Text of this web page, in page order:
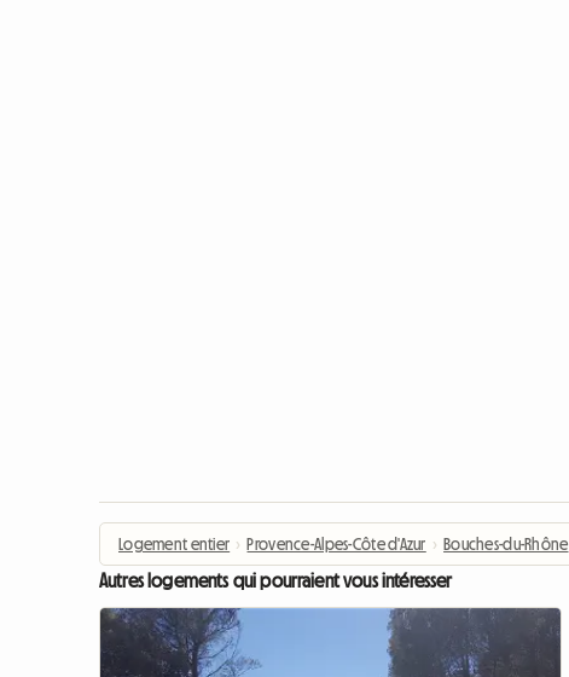
Logement entier › Provence-Alpes-Côte d'Azur › Bouches-du-Rhône
Autres logements qui pourraient vous intéresser